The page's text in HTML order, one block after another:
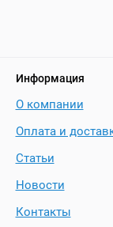
Информация
О компании
Оплата и
Статьи
Новости
Контакты